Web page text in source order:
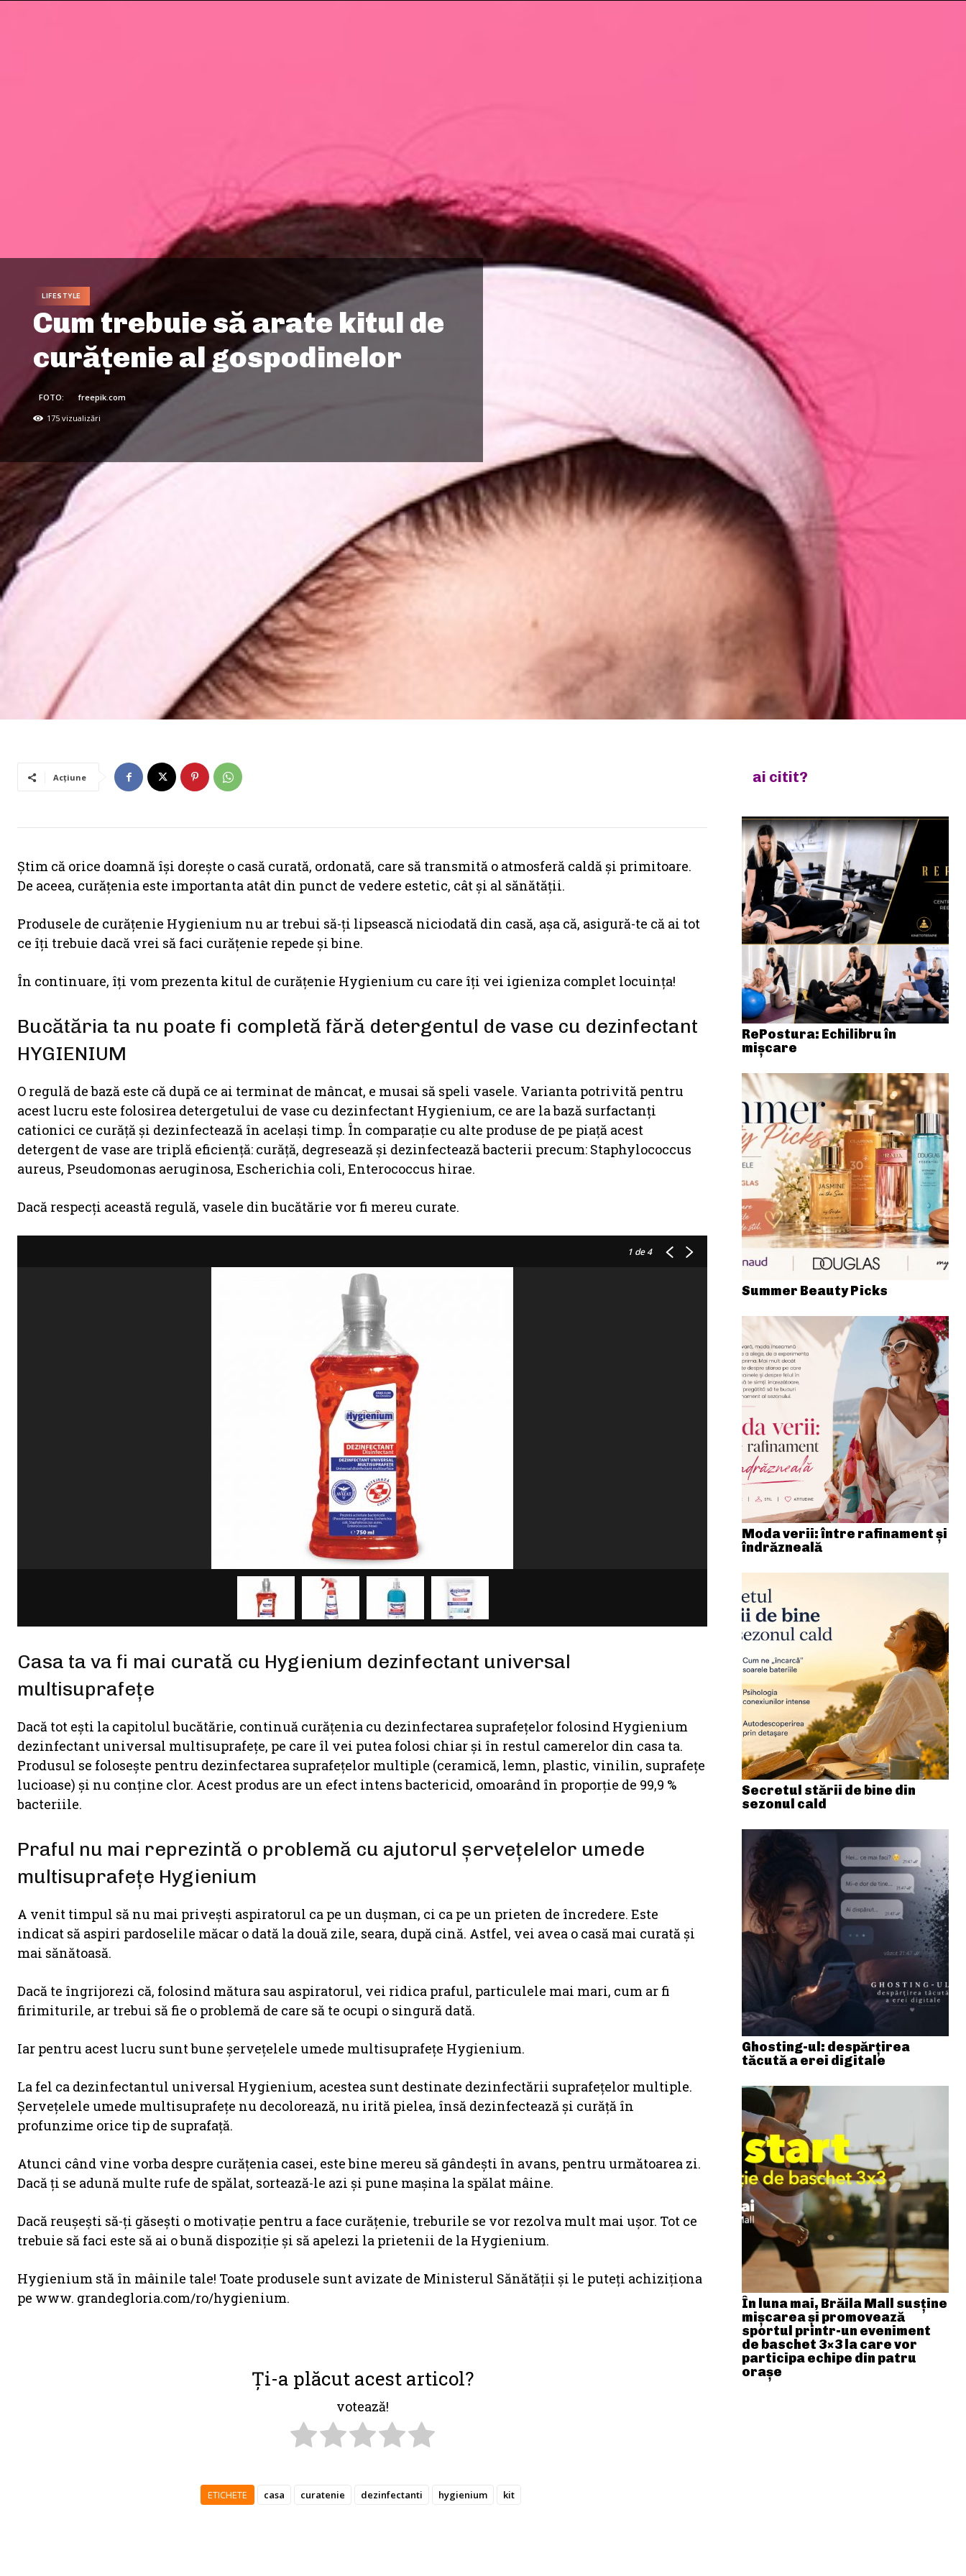
LIFESTYLE
Cum trebuie să arate kitul de
curățenie al gospodinelor
FOTO:
freepik.com
175 vizualizări
Acțiune
Știm că orice doamnă îşi doreşte o casă curată, ordonată, care să transmită o atmosferă caldă şi primitoare.
De aceea, curăţenia este importanta atât din punct de vedere estetic, cât şi al sănătăţii.
Produsele de curăţenie Hygienium nu ar trebui să-ţi lipsească niciodată din casă, aşa că, asigură-te că ai tot
ce îţi trebuie dacă vrei să faci curăţenie repede şi bine.
În continuare, îţi vom prezenta kitul de curăţenie Hygienium cu care îţi vei igieniza complet locuinţa!
Bucătăria ta nu poate fi completă fără detergentul de vase cu dezinfectant
HYGIENIUM
O regulă de bază este că după ce ai terminat de mâncat, e musai să speli vasele. Varianta potrivită pentru
acest lucru este folosirea detergetului de vase cu dezinfectant Hygienium, ce are la bază surfactanţi
cationici ce curăţă şi dezinfectează în acelaşi timp. În comparaţie cu alte produse de pe piaţă acest
detergent de vase are triplă eficienţă: curăţă, degresează şi dezinfectează bacterii precum: Staphylococcus
aureus, Pseudomonas aeruginosa, Escherichia coli, Enterococcus hirae.
Dacă respecţi această regulă, vasele din bucătărie vor fi mereu curate.
1 de 4
Casa ta va fi mai curată cu Hygienium dezinfectant universal
multisuprafeţe
Dacă tot ești la capitolul bucătărie, continuă curățenia cu dezinfectarea suprafeţelor folosind Hygienium
dezinfectant universal multisuprafeţe, pe care îl vei putea folosi chiar și în restul camerelor din casa ta.
Produsul se foloseşte pentru dezinfectarea suprafeţelor multiple (ceramică, lemn, plastic, vinilin, suprafeţe
lucioase) și nu conţine clor. Acest produs are un efect intens bactericid, omoarând în proporţie de 99,9 %
bacteriile.
Praful nu mai reprezintă o problemă cu ajutorul șervețelelor umede
multisuprafețe Hygienium
A venit timpul să nu mai priveşti aspiratorul ca pe un duşman, ci ca pe un prieten de încredere. Este
indicat să aspiri pardoselile măcar o dată la două zile, seara, după cină. Astfel, vei avea o casă mai curată şi
mai sănătoasă.
Dacă te îngrijorezi că, folosind mătura sau aspiratorul, vei ridica praful, particulele mai mari, cum ar fi
firimiturile, ar trebui să fie o problemă de care să te ocupi o singură dată.
Iar pentru acest lucru sunt bune șervețelele umede multisuprafețe Hygienium.
La fel ca dezinfectantul universal Hygienium, acestea sunt destinate dezinfectării suprafeţelor multiple.
Şerveţelele umede multisuprafețe nu decolorează, nu irită pielea, însă dezinfectează şi curăţă în
profunzime orice tip de suprafaţă.
Atunci când vine vorba despre curăţenia casei, este bine mereu să gândeşti în avans, pentru următoarea zi.
Dacă ţi se adună multe rufe de spălat, sortează-le azi şi pune maşina la spălat mâine.
Dacă reuşeşti să-ţi găseşti o motivaţie pentru a face curăţenie, treburile se vor rezolva mult mai uşor. Tot ce
trebuie să faci este să ai o bună dispoziție și să apelezi la prietenii de la Hygienium.
Hygienium stă în mâinile tale! Toate produsele sunt avizate de Ministerul Sănătății și le puteți achiziționa
pe www. grandegloria.com/ro/hygienium.
Ți-a plăcut acest articol?
votează!
ETICHETE casa curatenie dezinfectanti hygienium kit
ai citit?
RePostura: Echilibru în
mișcare
Summer Beauty Picks
Moda verii: între rafinament și
îndrăzneală
Secretul stării de bine din
sezonul cald
Ghosting-ul: despărțirea
tăcută a erei digitale
În luna mai, Brăila Mall susține
mişcarea și promovează
sportul printr-un eveniment
de baschet 3×3 la care vor
participa echipe din patru
orașe